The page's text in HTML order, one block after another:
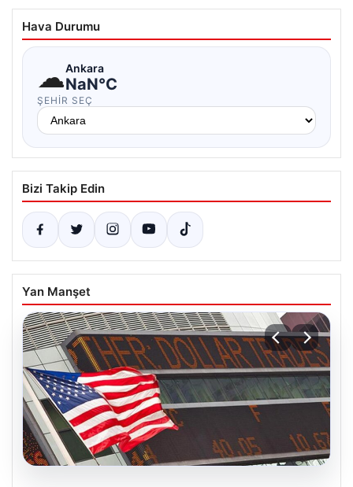
Hava Durumu
☁Ankara
NaN°C
ŞEHIR SEÇ
Bizi Takip Edin
Yan Manşet